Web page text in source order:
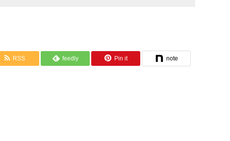
RSS feedly Pin it note